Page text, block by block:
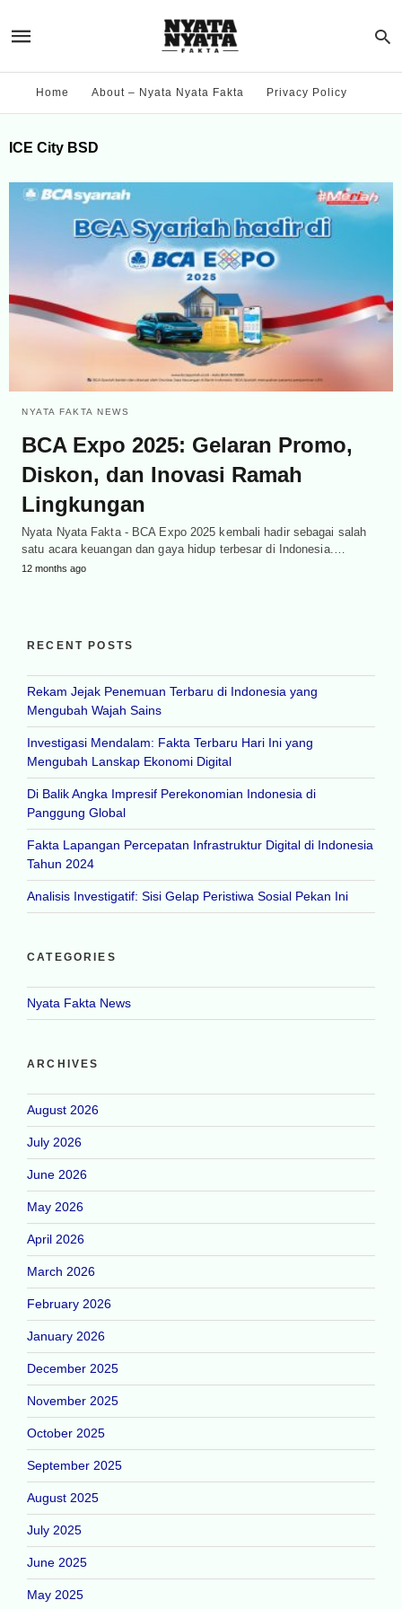
Home About – Nyata Nyata Fakta Privacy Policy
ICE City BSD
NYATA FAKTA NEWS
BCA Expo 2025: Gelaran Promo,
Diskon, dan Inovasi Ramah
Lingkungan
Nyata Nyata Fakta - BCA Expo 2025 kembali hadir sebagai salah
satu acara keuangan dan gaya hidup terbesar di Indonesia.…
12 months ago
RECENT POSTS
Rekam Jejak Penemuan Terbaru di Indonesia yang
Mengubah Wajah Sains
Investigasi Mendalam: Fakta Terbaru Hari Ini yang
Mengubah Lanskap Ekonomi Digital
Di Balik Angka Impresif Perekonomian Indonesia di
Panggung Global
Fakta Lapangan Percepatan Infrastruktur Digital di Indonesia
Tahun 2024
Analisis Investigatif: Sisi Gelap Peristiwa Sosial Pekan Ini
CATEGORIES
Nyata Fakta News
ARCHIVES
August 2026
July 2026
June 2026
May 2026
April 2026
March 2026
February 2026
January 2026
December 2025
November 2025
October 2025
September 2025
August 2025
July 2025
June 2025
May 2025